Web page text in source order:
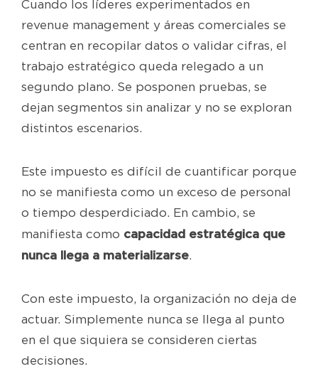
Cuando los líderes experimentados en
revenue management y áreas comerciales se
centran en recopilar datos o validar cifras, el
trabajo estratégico queda relegado a un
segundo plano. Se posponen pruebas, se
dejan segmentos sin analizar y no se exploran
distintos escenarios.
Este impuesto es difícil de cuantificar porque
no se manifiesta como un exceso de personal
o tiempo desperdiciado. En cambio, se
manifiesta como capacidad estratégica que
nunca llega a materializarse.
Con este impuesto, la organización no deja de
actuar. Simplemente nunca se llega al punto
en el que siquiera se consideren ciertas
decisiones.